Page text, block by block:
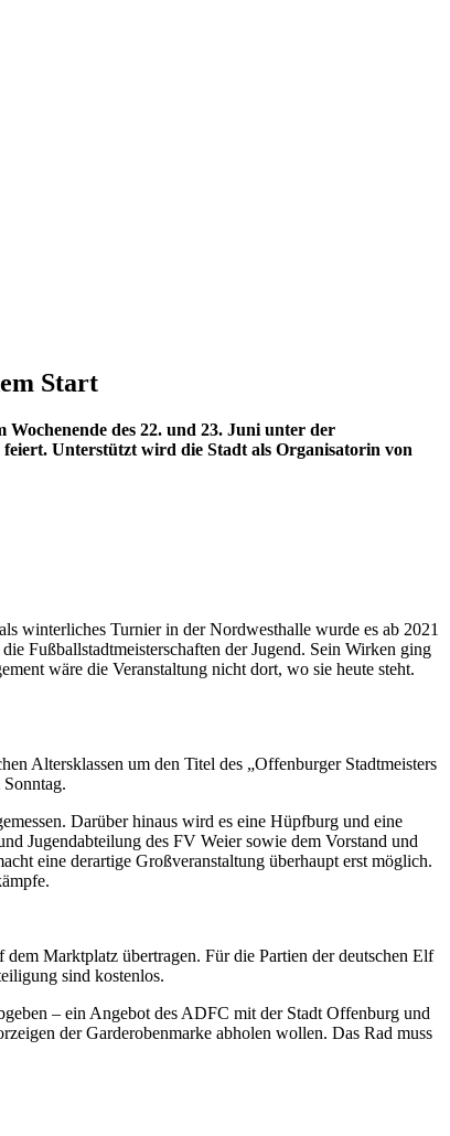
Start
des 22. und 23. Juni unter der
Unterstützt wird die Stadt als Organisatorin von
winterliches Turnier in der Nordwesthalle wurde es ab 2021
Fußballstadtmeisterschaften der Jugend. Sein Wirken ging
wäre die Veranstaltung nicht dort, wo sie heute steht.
Altersklassen um den Titel des „Offenburger Stadtmeisters
Darüber hinaus wird es eine Hüpfburg und eine
Jugendabteilung des FV Weier sowie dem Vorstand und
eine derartige Großveranstaltung überhaupt erst möglich.
Marktplatz übertragen. Für die Partien der deutschen Elf
sind kostenlos.
– ein Angebot des ADFC mit der Stadt Offenburg und
der Garderobenmarke abholen wollen. Das Rad muss